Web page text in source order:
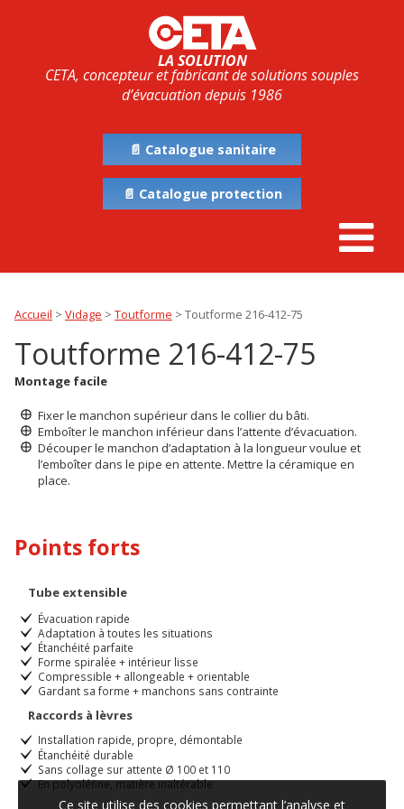
LA SOLUTION
CETA, concepteur et fabricant de solutions souples
d’évacuation depuis 1986
📄 Catalogue sanitaire
📄 Catalogue protection
Accueil > Vidage > Toutforme > Toutforme 216-412-75
Toutforme 216-412-75
Montage facile
Fixer le manchon supérieur dans le collier du bâti.
Emboîter le manchon inférieur dans l’attente d’évacuation.
Découper le manchon d’adaptation à la longueur voulue et
l’emboîter dans le pipe en attente. Mettre la céramique en
place.
Points forts
Tube extensible
Évacuation rapide
Adaptation à toutes les situations
Étanchéité parfaite
Forme spiralée + intérieur lisse
Compressible + allongeable + orientable
Gardant sa forme + manchons sans contrainte
Raccords à lèvres
Installation rapide, propre, démontable
Étanchéité durable
Sans collage sur attente Ø 100 et 110
En polyoléfine, matière inaltérable
Ce site utilise des cookies permettant l’analyse et